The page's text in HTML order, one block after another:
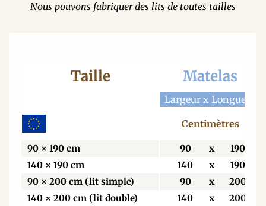
Nous pouvons fabriquer des lits de toutes tailles
Taille Matelas
Largeur x Longueur
Centimètres
90 × 190 cm 90 x
190
140 × 190 cm
140 x
190
90 × 200 cm (lit simple)
90 x
200
140 × 200 cm (lit double)
140 x
200